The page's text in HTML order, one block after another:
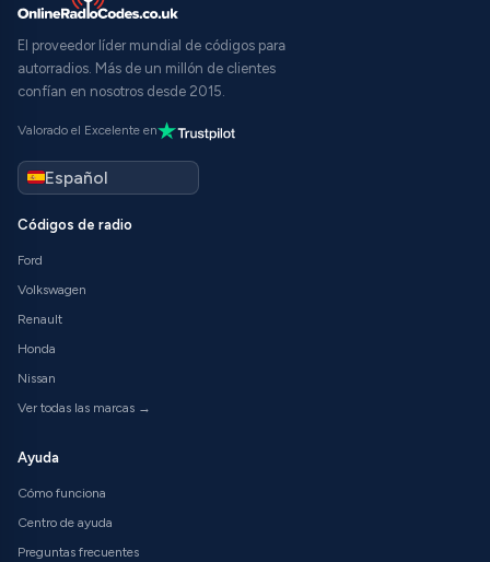
El proveedor líder mundial de códigos para
autorradios. Más de un millón de clientes
confían en nosotros desde 2015.
Valorado el Excelente en
Códigos de radio
Ford
Volkswagen
Renault
Honda
Nissan
Ver todas las marcas →
Ayuda
Cómo funciona
Centro de ayuda
Preguntas frecuentes